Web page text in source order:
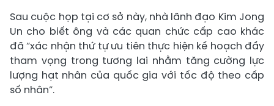
Sau cuộc họp tại cơ sở này, nhà lãnh đạo Kim Jong
Un cho biết ông và các quan chức cấp cao khác
đã “xác nhận thứ tự ưu tiên thực hiện kế hoạch đầy
tham vọng trong tương lai nhằm tăng cường lực
lượng hạt nhân của quốc gia với tốc độ theo cấp
số nhân”.